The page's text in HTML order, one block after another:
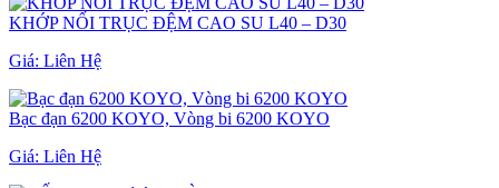
KHỚP NỐI TRỤC ĐỆM CAO SU L40 – D30
Giá: Liên Hệ
Bạc đạn 6200 KOYO, Vòng bi 6200 KOYO
Giá: Liên Hệ